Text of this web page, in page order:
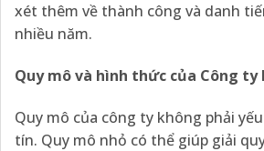
xét thêm về thành công và danh
nhiều năm.
Quy mô và hình thức của Công ty
Quy mô của công ty không phải
tín. Quy mô nhỏ có thể giúp giải